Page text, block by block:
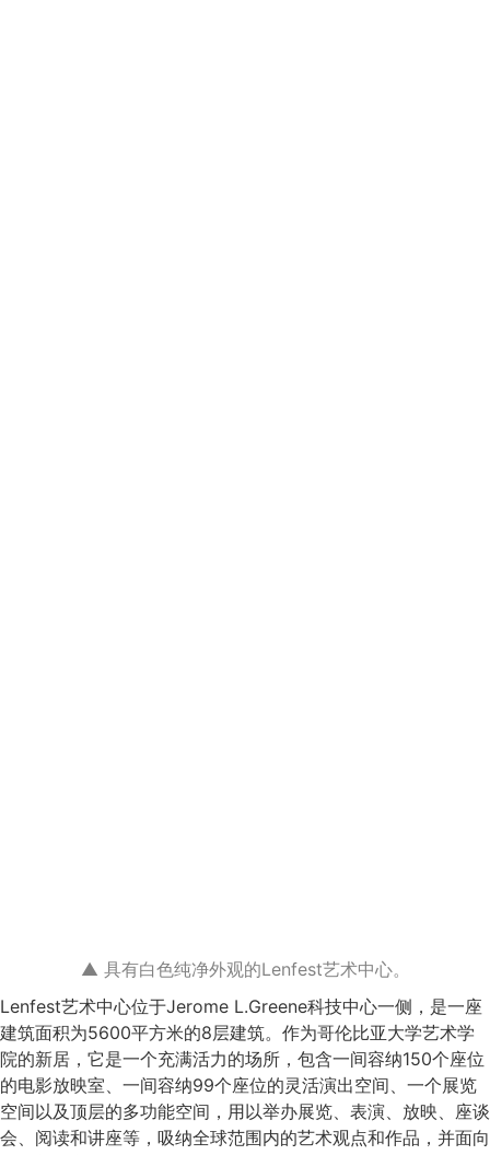
▲ 具有白色纯净外观的Lenfest艺术中心。
Lenfest艺术中心位于Jerome L.Greene科技中心一侧，是一座
建筑面积为5600平方米的8层建筑。作为哥伦比亚大学艺术学
院的新居，它是一个充满活力的场所，包含一间容纳150个座位
的电影放映室、一间容纳99个座位的灵活演出空间、一个展览
空间以及顶层的多功能空间，用以举办展览、表演、放映、座谈
会、阅读和讲座等，吸纳全球范围内的艺术观点和作品，并面向